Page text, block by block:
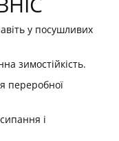
у посушливих
зимостійкість.
переробної
і